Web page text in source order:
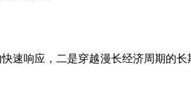
速响应，二是穿越漫长经济周期的长